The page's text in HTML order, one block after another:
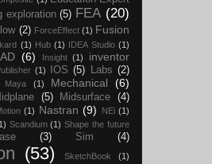
exploration (5) FEA (20)
(2) ForceEffect (1) Fusion
(1) Hub (1) IDEA Studio (1)
(6) Insight (1)
inventor
(1) IOS (5) Labs (2)
Maya (1) Mechanical (6)
(5) Midsurface
(4)
(1) Nastran (9) NEi (1)
Scandium (1) Shape the future
(3) Sim (4)
(53) SketchBook
(1)